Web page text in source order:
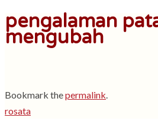
pengalaman
mengubah
Bookmark thepermalink
rosata